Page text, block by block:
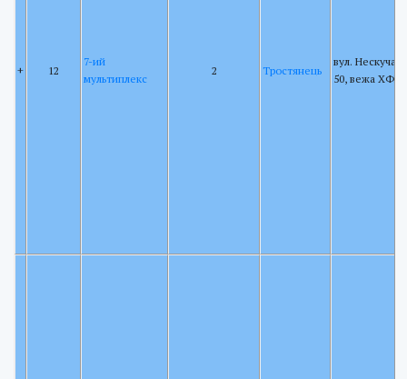
+ 12
7-ий
мультиплекс
2 Тростянець
вул.
50, вежа